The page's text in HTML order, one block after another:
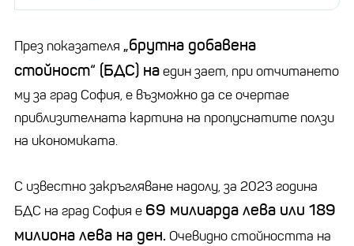
През показателя „брутна добавена
стойност“ (БДС) наедин зает, при отчитането
му за град София, е възможно да се очертае
приблизителната картина на пропуснатите ползи
на икономиката.
С известно закръгляване надолу, за 2023 година
БДС на град София е 69 милиарда лева или 189
милиона лева на ден. Очевидно стойността на